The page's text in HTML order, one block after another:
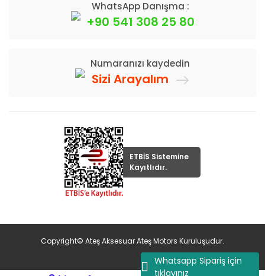
Whatsapp Sipariş için
tıklayınız
WhatsApp Danışma :
+90 541 308 25 80
Numaranızı kaydedin
Sizi Arayalım
ETBİS Sistemine
Kayıtlıdır.
Copyright© Ateş Aksesuar Ateş Motors Kuruluşudur.